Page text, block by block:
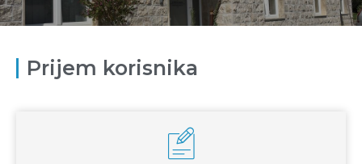
Prijem korisnika